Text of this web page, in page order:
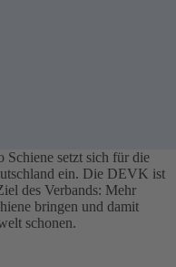
Schiene setzt sich für die
ein. Die DEVK ist
des Verbands: Mehr
bringen und damit
schonen.